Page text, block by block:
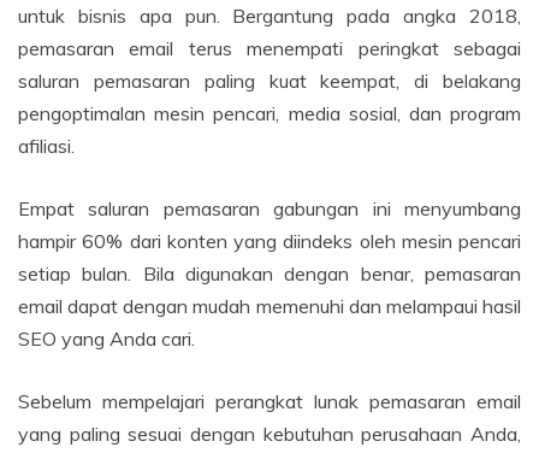
untuk bisnis apa pun. Bergantung pada angka 2018,
pemasaran email terus menempati peringkat sebagai
saluran pemasaran paling kuat keempat, di belakang
pengoptimalan mesin pencari, media sosial, dan program
afiliasi.
Empat saluran pemasaran gabungan ini menyumbang
hampir 60% dari konten yang diindeks oleh mesin pencari
setiap bulan. Bila digunakan dengan benar, pemasaran
email dapat dengan mudah memenuhi dan melampaui hasil
SEO yang Anda cari.
Sebelum mempelajari perangkat lunak pemasaran email
yang paling sesuai dengan kebutuhan perusahaan Anda,